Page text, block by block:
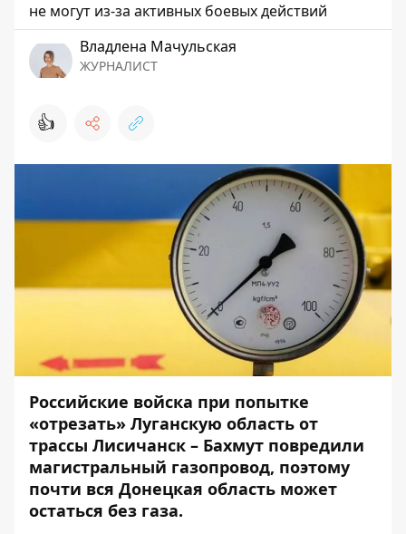
не могут из-за активных боевых действий
Владлена Мачульская
ЖУРНАЛИСТ
👍
Российские войска при попытке
«отрезать» Луганскую область от
трассы Лисичанск – Бахмут повредили
магистральный газопровод, поэтому
почти вся Донецкая область может
остаться без газа.